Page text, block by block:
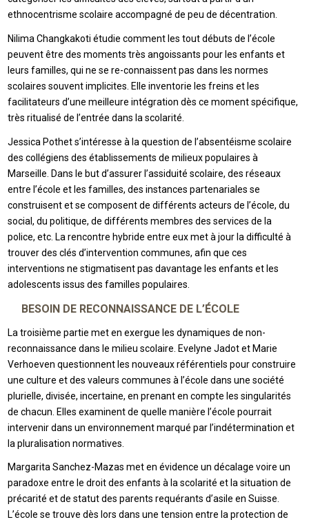
ethnocentrisme scolaire accompagné de peu de décentration.
Nilima Changkakoti étudie comment les tout débuts de l’école
peuvent être des moments très angoissants pour les enfants et
leurs familles, qui ne se re-connaissent pas dans les normes
scolaires souvent implicites. Elle inventorie les freins et les
facilitateurs d’une meilleure intégration dès ce moment spécifique,
très ritualisé de l’entrée dans la scolarité.
Jessica Pothet s’intéresse à la question de l’absentéisme scolaire
des collégiens des établissements de milieux populaires à
Marseille. Dans le but d’assurer l’assiduité scolaire, des réseaux
entre l’école et les familles, des instances partenariales se
construisent et se composent de différents acteurs de l’école, du
social, du politique, de différents membres des services de la
police, etc. La rencontre hybride entre eux met à jour la difficulté à
trouver des clés d’intervention communes, afin que ces
interventions ne stigmatisent pas davantage les enfants et les
adolescents issus des familles populaires.
BESOIN DE RECONNAISSANCE DE L’ÉCOLE
La troisième partie met en exergue les dynamiques de non-
reconnaissance dans le milieu scolaire. Evelyne Jadot et Marie
Verhoeven questionnent les nouveaux référentiels pour construire
une culture et des valeurs communes à l’école dans une société
plurielle, divisée, incertaine, en prenant en compte les singularités
de chacun. Elles examinent de quelle manière l’école pourrait
intervenir dans un environnement marqué par l’indétermination et
la pluralisation normatives.
Margarita Sanchez-Mazas met en évidence un décalage voire un
paradoxe entre le droit des enfants à la scolarité et la situation de
précarité et de statut des parents requérants d’asile en Suisse.
L’école se trouve dès lors dans une tension entre la protection de